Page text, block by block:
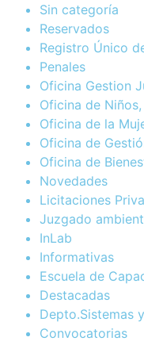
Sin categoría
Reservados
Registro Único
Penales
Oficina Gestion
Oficina de
Oficina de la
Oficina de
Oficina de
Novedades
Licitaciones
Juzgado
InLab
Informativas
Escuela de
Destacadas
Depto.Sistemas
Convocatorias